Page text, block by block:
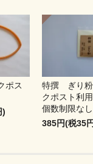
ポス
)
特撰 ぎり
クポスト利
個数制限な
385円(税35